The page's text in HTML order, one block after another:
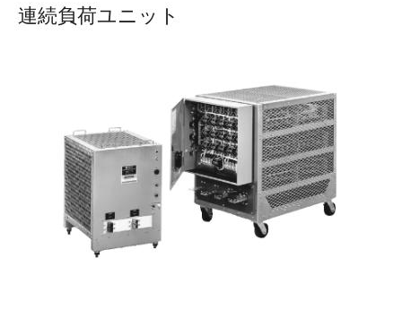
連続負荷ユニット